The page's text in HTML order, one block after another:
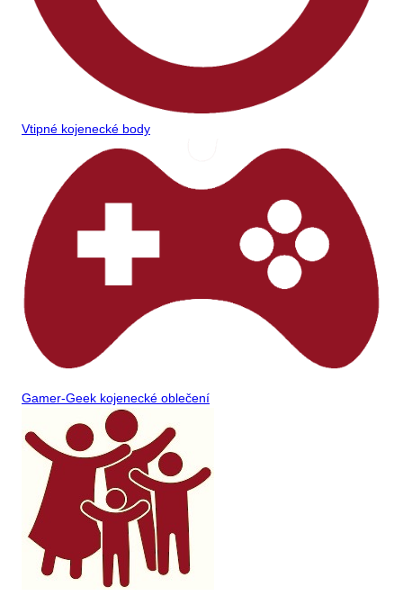
Vtipné kojenecké body
Gamer-Geek kojenecké oblečení